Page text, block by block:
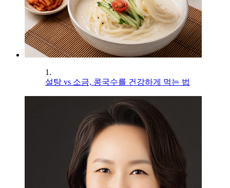
1.
설탕 vs 소금, 콩국수를 건강하게 먹는 법